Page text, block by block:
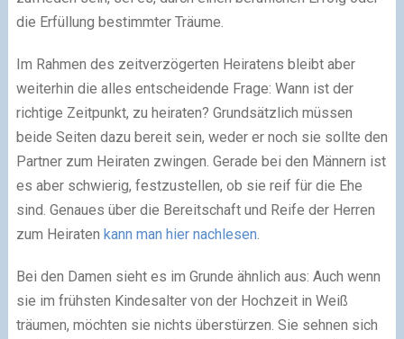
die Erfüllung bestimmter Träume.
Im Rahmen des zeitverzögerten Heiratens bleibt aber
weiterhin die alles entscheidende Frage: Wann ist der
richtige Zeitpunkt, zu heiraten? Grundsätzlich müssen
beide Seiten dazu bereit sein, weder er noch sie sollte den
Partner zum Heiraten zwingen. Gerade bei den Männern ist
es aber schwierig, festzustellen, ob sie reif für die Ehe
sind. Genaues über die Bereitschaft und Reife der Herren
zum Heiraten kann man hier nachlesen
Bei den Damen sieht es im Grunde ähnlich aus: Auch wenn
sie im frühsten Kindesalter von der Hochzeit in Weiß
träumen, möchten sie nichts überstürzen. Sie sehnen sich